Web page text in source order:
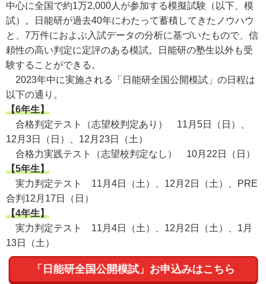
中心に全国で約1万2,000人が参加する模擬試験（以下、模
試）。日能研が過去40年にわたって蓄積してきたノウハウ
と、7万件におよぶ入試データの分析に基づいたもので、信
頼性の高い判定に定評のある模試。日能研の塾生以外も受
験することができる。
2023年中に実施される「日能研全国公開模試」の日程は
以下の通り。
【6年生】
合格判定テスト（志望校判定あり） 11月5日（日）、
12月3日（日）、12月23日（土）
合格力実践テスト（志望校判定なし） 10月22日（日）
【5年生】
実力判定テスト 11月4日（土）、12月2日（土）、PRE
合判12月17日（日）
【4年生】
実力判定テスト 11月4日（土）、12月2日（土）、1月
13日（土）
「日能研全国公開模試」お申込みはこちら